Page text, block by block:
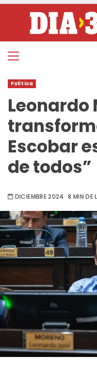
contenido
Menú
Política
Leonardo
Escobar
de todos”
DICIEMBRE 2024 8 MIN DE